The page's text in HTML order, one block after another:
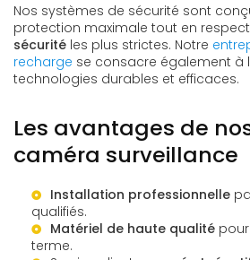
Nos systèmes de sécurité sont
protection maximale tout en
sécurité les plus strictes. Notre
recharge se consacre également à
technologies durables et efficaces.
Les avantages de
caméra surveillance
Installation professionnelle
qualifiés.
Matériel de haute qualité
terme.